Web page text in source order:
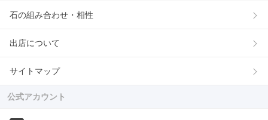
石の組み合わせ・相性
出店について
サイトマップ
公式アカウント